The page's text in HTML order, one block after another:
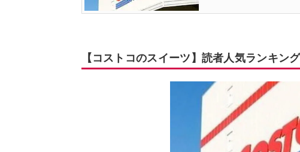
【コストコのスイーツ】読者人気ランキン